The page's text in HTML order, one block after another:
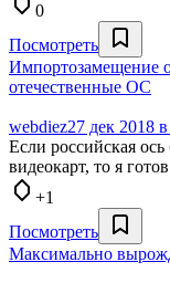
0
Посмотреть
Импортозамещение
отечественные ОС
webdiez27 дек 2018 в
Если российская
видеокарт, то я
+1
Посмотреть
Максимально